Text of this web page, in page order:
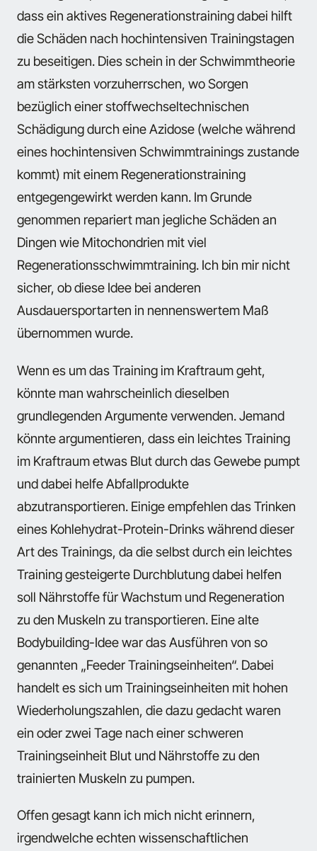
dass ein aktives Regenerationstraining dabei hilft
die Schäden nach hochintensiven Trainingstagen
zu beseitigen. Dies schein in der Schwimmtheorie
am stärksten vorzuherrschen, wo Sorgen
bezüglich einer stoffwechseltechnischen
Schädigung durch eine Azidose (welche während
eines hochintensiven Schwimmtrainings zustande
kommt) mit einem Regenerationstraining
entgegengewirkt werden kann. Im Grunde
genommen repariert man jegliche Schäden an
Dingen wie Mitochondrien mit viel
Regenerationsschwimmtraining. Ich bin mir nicht
sicher, ob diese Idee bei anderen
Ausdauersportarten in nennenswertem Maß
übernommen wurde.
Wenn es um das Training im Kraftraum geht,
könnte man wahrscheinlich dieselben
grundlegenden Argumente verwenden. Jemand
könnte argumentieren, dass ein leichtes Training
im Kraftraum etwas Blut durch das Gewebe pumpt
und dabei helfe Abfallprodukte
abzutransportieren. Einige empfehlen das Trinken
eines Kohlehydrat-Protein-Drinks während dieser
Art des Trainings, da die selbst durch ein leichtes
Training gesteigerte Durchblutung dabei helfen
soll Nährstoffe für Wachstum und Regeneration
zu den Muskeln zu transportieren. Eine alte
Bodybuilding-Idee war das Ausführen von so
genannten „Feeder Trainingseinheiten“. Dabei
handelt es sich um Trainingseinheiten mit hohen
Wiederholungszahlen, die dazu gedacht waren
ein oder zwei Tage nach einer schweren
Trainingseinheit Blut und Nährstoffe zu den
trainierten Muskeln zu pumpen.
Offen gesagt kann ich mich nicht erinnern,
irgendwelche echten wissenschaftlichen